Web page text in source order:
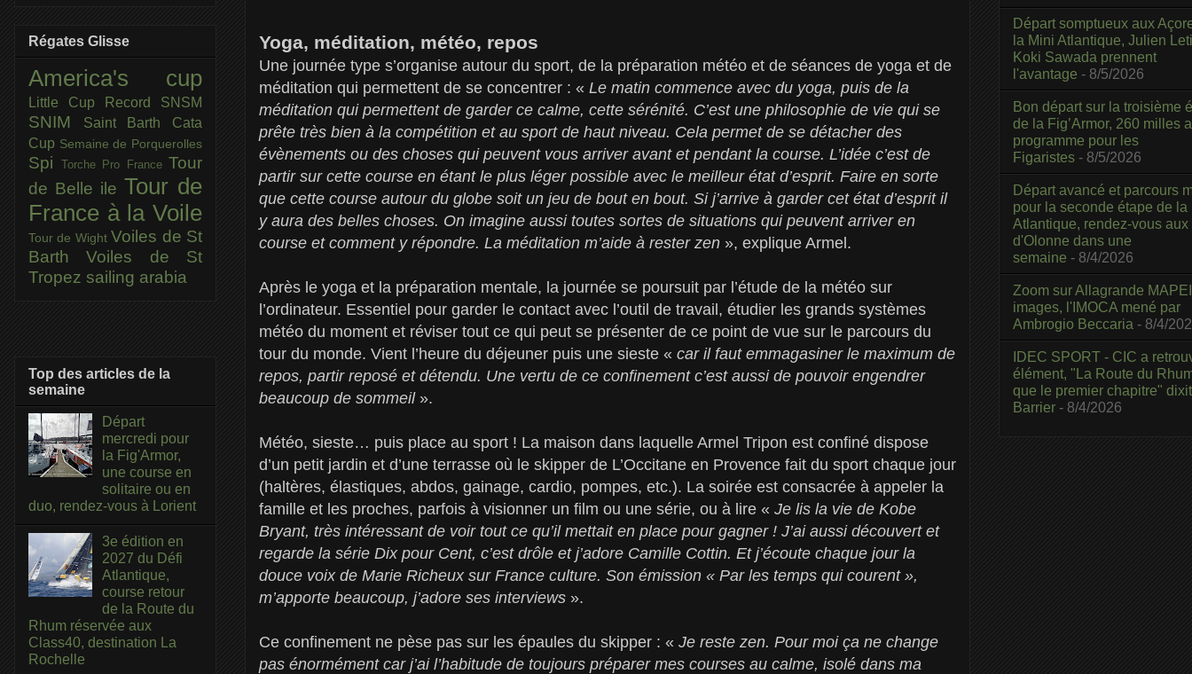
Yoga, méditation, météo, repos
Une journée type s’organise autour du sport, de la préparation météo et de séances de yoga et de
méditation qui permettent de se concentrer : « Le matin commence avec du yoga, puis de la
méditation qui permettent de garder ce calme, cette sérénité. C’est une philosophie de vie qui se
prête très bien à la compétition et au sport de haut niveau. Cela permet de se détacher des
évènements ou des choses qui peuvent vous arriver avant et pendant la course. L’idée c’est de
partir sur cette course en étant le plus léger possible avec le meilleur état d’esprit. Faire en sorte
que cette course autour du globe soit un jeu de bout en bout. Si j’arrive à garder cet état d’esprit il
y aura des belles choses. On imagine aussi toutes sortes de situations qui peuvent arriver en
course et comment y répondre. La méditation m’aide à rester zen », explique Armel.
Après le yoga et la préparation mentale, la journée se poursuit par l’étude de la météo sur
l’ordinateur. Essentiel pour garder le contact avec l’outil de travail, étudier les grands systèmes
météo du moment et réviser tout ce qui peut se présenter de ce point de vue sur le parcours du
tour du monde. Vient l’heure du déjeuner puis une sieste « car il faut emmagasiner le maximum de
repos, partir reposé et détendu. Une vertu de ce confinement c’est aussi de pouvoir engendrer
beaucoup de sommeil ».
Météo, sieste… puis place au sport ! La maison dans laquelle Armel Tripon est confiné dispose
d’un petit jardin et d’une terrasse où le skipper de L’Occitane en Provence fait du sport chaque jour
(haltères, élastiques, abdos, gainage, cardio, pompes, etc.). La soirée est consacrée à appeler la
famille et les proches, parfois à visionner un film ou une série, ou à lire « Je lis la vie de Kobe
Bryant, très intéressant de voir tout ce qu’il mettait en place pour gagner ! J’ai aussi découvert et
regarde la série Dix pour Cent, c’est drôle et j’adore Camille Cottin. Et j’écoute chaque jour la
douce voix de Marie Richeux sur France culture. Son émission « Par les temps qui courent »,
m’apporte beaucoup, j’adore ses interviews ».
Ce confinement ne pèse pas sur les épaules du skipper : « Je reste zen. Pour moi ça ne change
pas énormément car j’ai l’habitude de toujours préparer mes courses au calme, isolé dans ma
Régates Glisse
America's cup
Little Cup Record SNSM
SNIM
Saint Barth Cata
Cup Semaine de Porquerolles
Spi Torche Pro France Tour
de Belle ile Tour de
France à la Voile
Tour de Wight Voiles de St
BarthVoiles de St
Tropez sailing arabia
Top des articles de la
semaine
Départ
mercredi pour
la Fig'Armor,
une course en
solitaire ou en
duo, rendez-vous à Lorient
3e édition en
2027 du Défi
Atlantique,
course retour
de la Route du
Rhum réservée aux
Class40, destination La
Rochelle
Départ somptueux aux
la Mini Atlantique, Julien
Koki Sawada prennent
l'avantage - 8/5/2026
Bon départ sur la troisième
de la Fig’Armor, 260 milles
programme pour les
Figaristes - 8/5/2026
Départ avancé et parcours
pour la seconde étape de la
Atlantique, rendez-vous
d'Olonne dans une
semaine - 8/4/2026
Zoom sur Allagrande
images, l'IMOCA mené par
Ambrogio Beccaria - 8/4/
IDEC SPORT - CIC a
élément, "La Route du
que le premier chapitre"
Barrier - 8/4/2026